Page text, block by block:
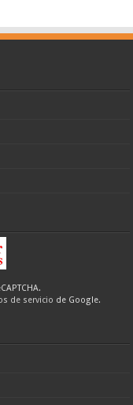
de servicio de Google.